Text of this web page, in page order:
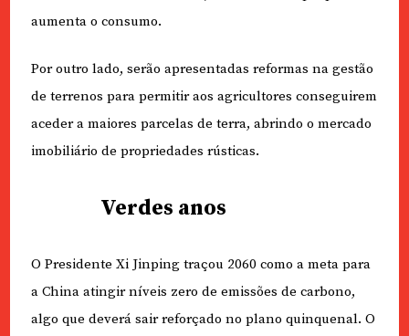
aumenta o consumo.
Por outro lado, serão apresentadas reformas na gestão
de terrenos para permitir aos agricultores conseguirem
aceder a maiores parcelas de terra, abrindo o mercado
imobiliário de propriedades rústicas.
Verdes anos
O Presidente Xi Jinping traçou 2060 como a meta para
a China atingir níveis zero de emissões de carbono,
algo que deverá sair reforçado no plano quinquenal. O